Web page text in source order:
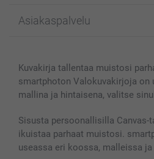
Kuvakirjat
Kännykkä & Tabletti
MyNameBook
Valokuvakehykset &
Lahjakortti
Kaikki kuvatuotteet
Affiliate ohjelma
Sivukartta
Ehdot/takuut
Asiakaspalvelu
smartbonus
Hinnat & maksutavat
Kuvakirja tallentaa muistosi
smartphoton Valokuvakirjoja on
mallina ja hintaisena, valitse
Sisusta persoonallisilla Canvas-
ikuistaa parhaat muistosi.
useassa eri koossa, malleissa